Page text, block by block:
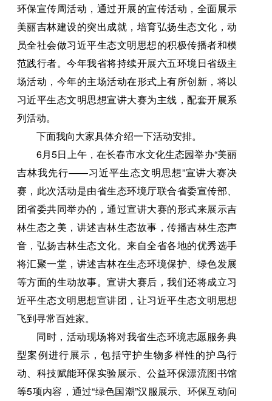
环保宣传周活动，通过开展的宣传活动，全面展示
美丽吉林建设的突出成就，培育弘扬生态文化，动
员全社会做习近平生态文明思想的积极传播者和模
范践行者。今年我省将持续开展六五环境日省级主
场活动，今年的主场活动在形式上有所创新，将以
习近平生态文明思想宣讲大赛为主线，配套开展系
列活动。
下面我向大家具体介绍一下活动安排。
6月5日上午，在长春市水文化生态园举办“美丽
吉林我先行——习近平生态文明思想”宣讲大赛决
赛，此次活动是由省生态环境厅联合省委宣传部、
团省委共同举办的，通过宣讲大赛的形式来展示吉
林生态之美，讲述吉林生态故事，传播吉林生态声
音，弘扬吉林生态文化。来自全省各地的优秀选手
将汇聚一堂，讲述吉林在生态环境保护、绿色发展
等方面的生动故事。宣讲大赛后，我们还将成立习
近平生态文明思想宣讲团，让习近平生态文明思想
飞到寻常百姓家。
同时，活动现场将对我省生态环境志愿服务典
型案例进行展示，包括守护生物多样性的护鸟行
动、科技赋能环保实验展示、公益环保漂流图书馆
等5项内容，通过“绿色国潮”汉服展示、环保互动问